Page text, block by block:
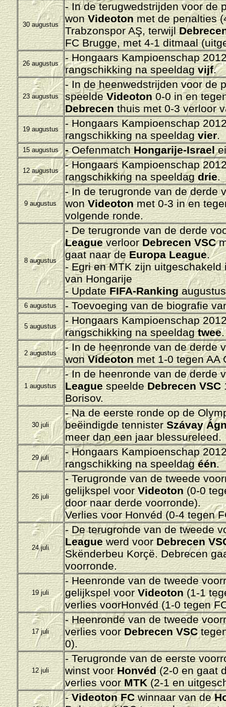
30 augustus
- In de terugwedstrijden voor de
wonVideotonmet de penalties
Trabzonspor AŞ, terwijl
FC Brugge, met 4-1 ditmaal
26 augustus
- Hongaars Kampioenschap
rangschikking na speeldagvijf.
23 augustus
- In de heenwedstrijden voor de
speeldeVideoton0-0 in en
Debrecenthuis met 0-3 verloor
19 augustus
- Hongaars Kampioenschap
rangschikking na speeldagvier.
15 augustus -OefenmatchHongarije-Israel
12 augustus
- Hongaars Kampioenschap
rangschikking na speeldagdrie.
9 augustus
- In de terugronde van de derde
wonVideotonmet 0-3 in en
volgende ronde.
8 augustus
- De terugronde van de derde
LeagueverloorDebrecen VSC
gaat naar deEuropa League.
- Egri en MTK zijn
van Hongarije
- UpdateFIFA-Ranking
6 augustus - Toevoeging van de biografie
5 augustus
- Hongaars Kampioenschap
rangschikking na speeldagtwee.
2 augustus
- In de heenronde van de derde
wonVideotonmet 1-0 tegenAA
1 augustus
- In de heenronde van de derde
LeaguespeeldeDebrecen VSC
Borisov.
30 juli
- Na de eerste ronde op de
beëindigde tennisterSzávay
meer dan een jaar blessureleed.
29 juli
- Hongaars Kampioenschap
rangschikking na speeldagéén.
26 juli
- Terugronde van de tweede
gelijkspel voorVideoton(0-0
door naar derde voorronde).
Verlies voor Honvéd(0-4 tegen
24 juli
- De terugronde van de tweede
Leaguewerd voorDebrecen
Skënderbeu Korçë. Debrecen
voorronde.
19 juli
- Heenronde van de tweede
gelijkspel voorVideoton(1-1
verlies voorHonvéd(1-0 tegen
17 juli
- Heenronde van de tweede
verlies voorDebrecen VSC
0).
12 juli
- Terugronde van de eerste
winst voorHonvéd(2-0 en gaat
verlies voorMTK(2-1 en
-Videoton FCwinnaar van de